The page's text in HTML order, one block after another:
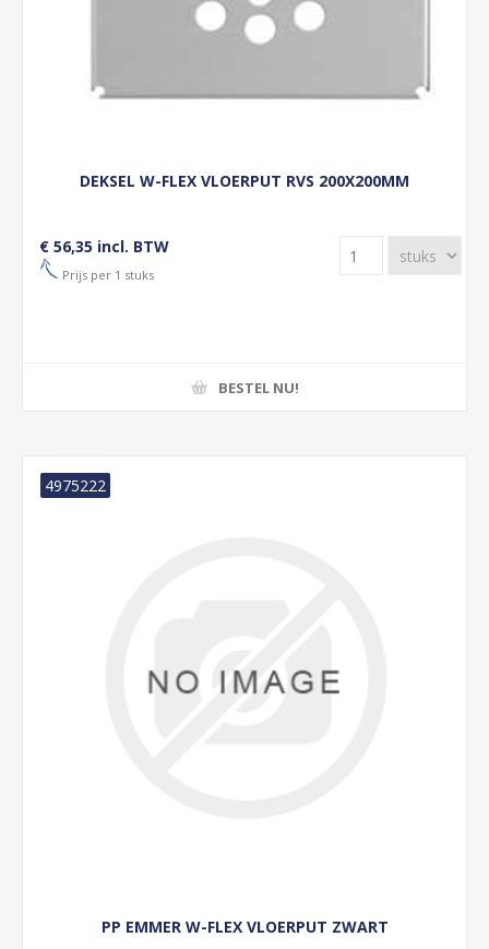
DEKSEL W-FLEX VLOERPUT RVS 200X200MM
€ 56,35 incl. BTW
Prijs per 1 stuks
BESTEL NU!
PP EMMER W-FLEX VLOERPUT ZWART
4975222